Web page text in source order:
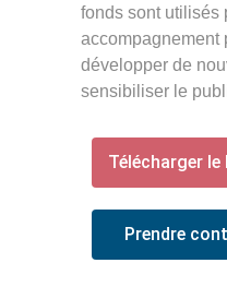
fonds sont utilisés
accompagnement
développer de
sensibiliser le
Télécharger le
Prendre